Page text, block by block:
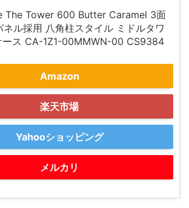
The Tower 600 Butter Caramel 3面
ネル採用 八角柱スタイル ミドルタワ
ース CA-1Z1-00MMWN-00 CS9384
Amazon
楽天市場
Yahooショッピング
メルカリ